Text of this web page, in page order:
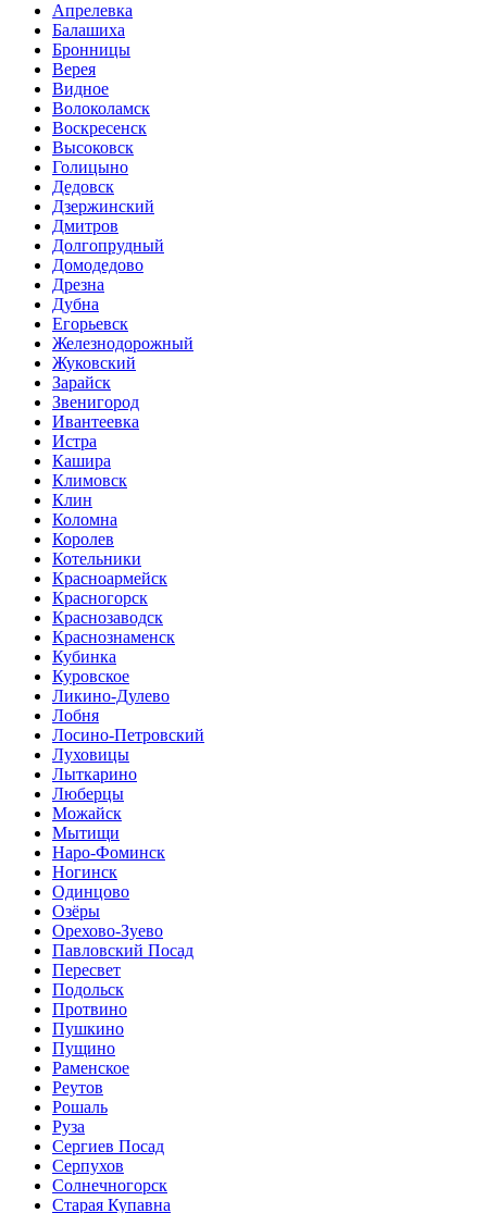
Апрелевка
Балашиха
Бронницы
Верея
Видное
Волоколамск
Воскресенск
Высоковск
Голицыно
Дедовск
Дзержинский
Дмитров
Долгопрудный
Домодедово
Дрезна
Дубна
Егорьевск
Железнодорожный
Жуковский
Зарайск
Звенигород
Ивантеевка
Истра
Кашира
Климовск
Клин
Коломна
Королев
Котельники
Красноармейск
Красногорск
Краснозаводск
Краснознаменск
Кубинка
Куровское
Ликино-Дулево
Лобня
Лосино-Петровский
Луховицы
Лыткарино
Люберцы
Можайск
Мытищи
Наро-Фоминск
Ногинск
Одинцово
Озёры
Орехово-Зуево
Павловский Посад
Пересвет
Подольск
Протвино
Пушкино
Пущино
Раменское
Реутов
Рошаль
Руза
Сергиев Посад
Серпухов
Солнечногорск
Старая Купавна